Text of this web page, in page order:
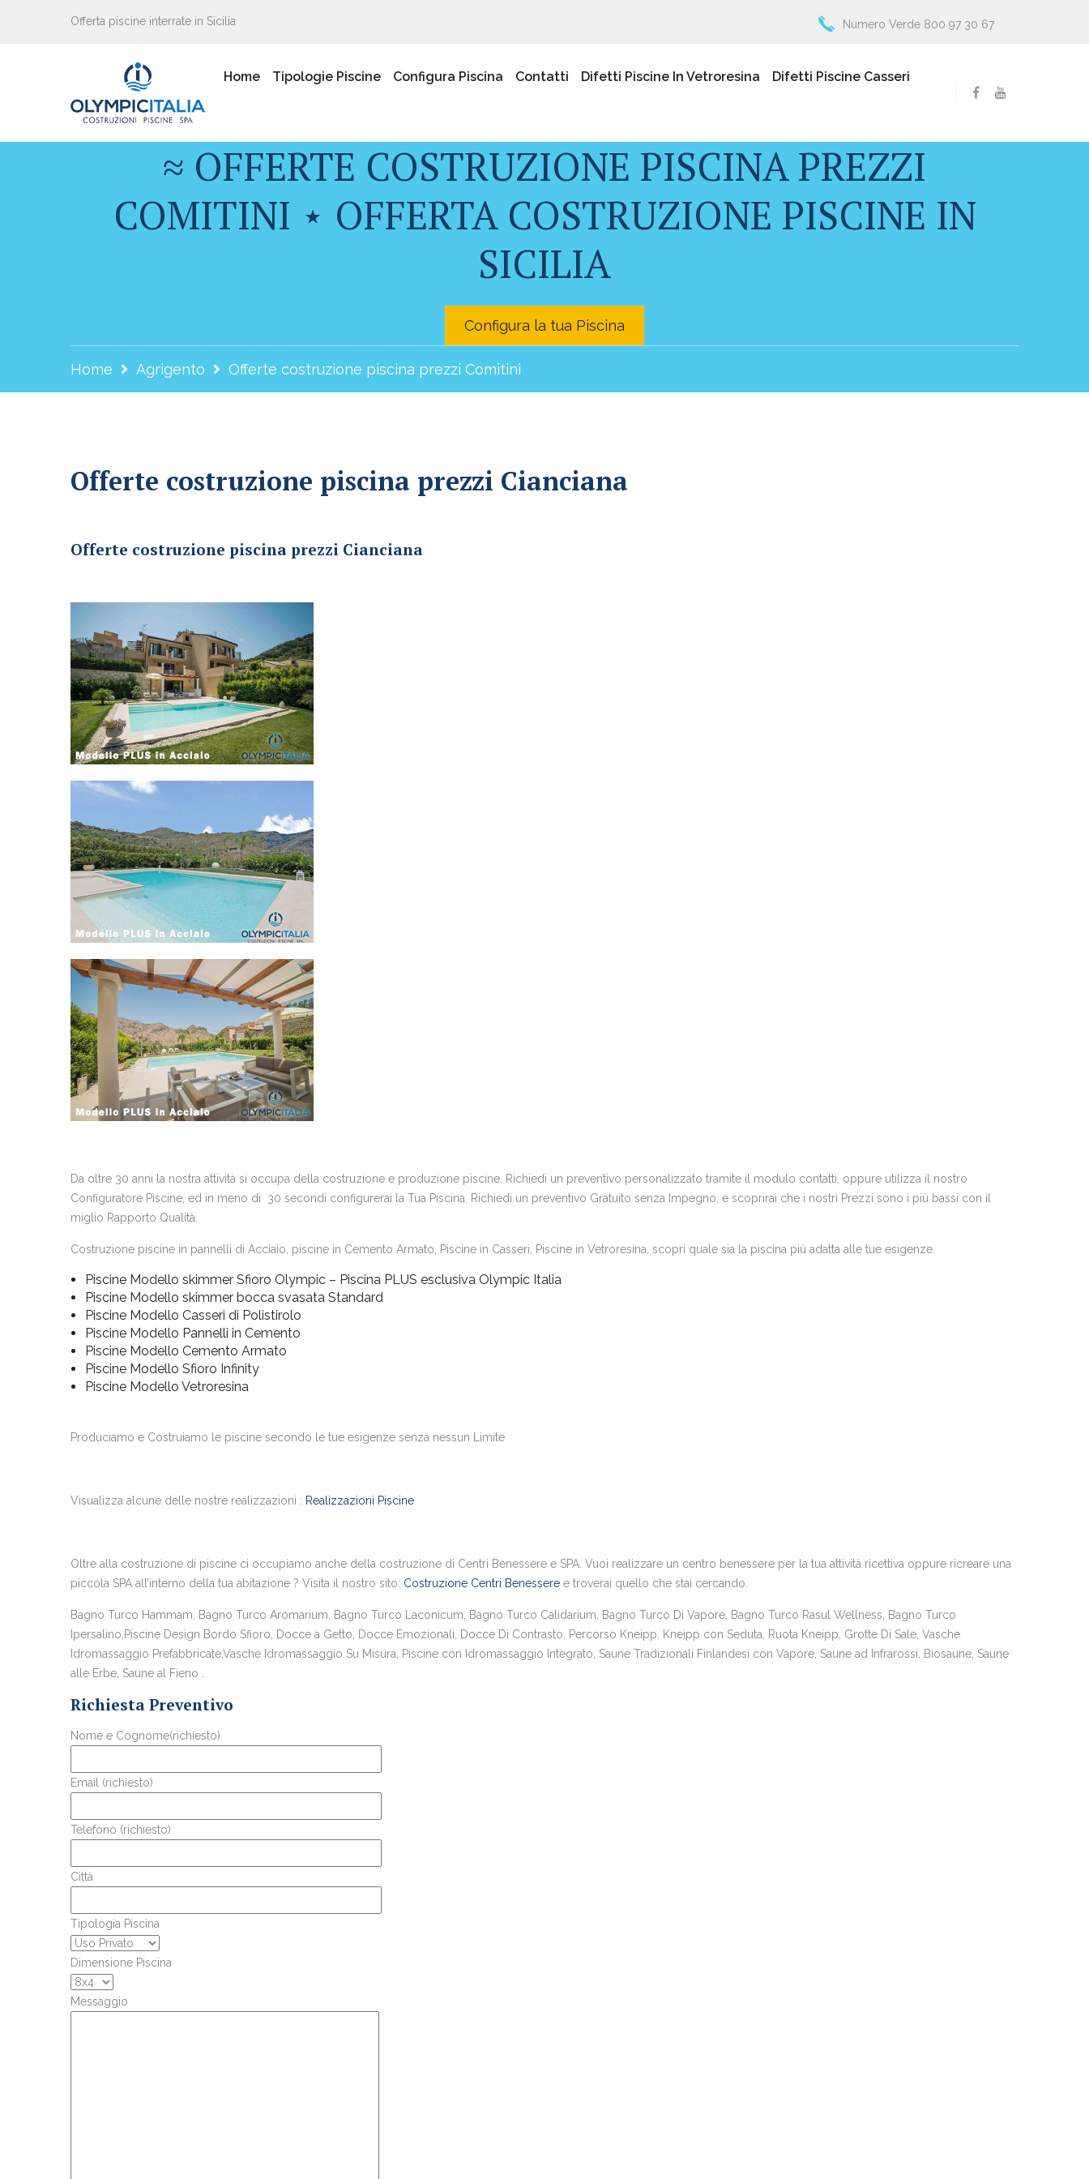
Offerta piscine interrate in Sicilia Numero Verde 800 97 30 67
Home Tipologie Piscine Configura Piscina Contatti Difetti Piscine In Vetroresina Difetti Piscine Casseri
≈ OFFERTE COSTRUZIONE PISCINA PREZZI
COMITINI ⋆ OFFERTA COSTRUZIONE PISCINE IN
SICILIA
Configura la tua Piscina
Home Agrigento Offerte costruzione piscina prezzi Comitini
Offerte costruzione piscina prezzi Cianciana
Offerte costruzione piscina prezzi Cianciana
Da oltre 30 anni la nostra attività si occupa della costruzione e produzione piscine. Richiedi un preventivo personalizzato tramite il modulo contatti, oppure utilizza il nostro
Configuratore Piscine, ed in meno di 30 secondi configurerai la Tua Piscina. Richiedi un preventivo Gratuito senza Impegno, e scoprirai che i nostri Prezzi sono i più bassi con il
miglio Rapporto Qualità.
Costruzione piscine in pannelli di Acciaio, piscine in Cemento Armato, Piscine in Casseri, Piscine in Vetroresina, scopri quale sia la piscina più adatta alle tue esigenze.
Piscine Modello skimmer Sfioro Olympic – Piscina PLUS esclusiva Olympic Italia
Piscine Modello skimmer bocca svasata Standard
Piscine Modello Casseri di Polistirolo
Piscine Modello Pannelli in Cemento
Piscine Modello Cemento Armato
Piscine Modello Sfioro Infinity
Piscine Modello Vetroresina
Produciamo e Costruiamo le piscine secondo le tue esigenze senza nessun Limite
Visualizza alcune delle nostre realizzazioni : Realizzazioni Piscine
Oltre alla costruzione di piscine ci occupiamo anche della costruzione di Centri Benessere e SPA. Vuoi realizzare un centro benessere per la tua attività ricettiva oppure ricreare una
piccola SPA all’interno della tua abitazione ? Visita il nostro sito: Costruzione Centri Benessere e troverai quello che stai cercando.
Bagno Turco Hammam, Bagno Turco Aromarium, Bagno Turco Laconicum, Bagno Turco Calidarium, Bagno Turco Di Vapore, Bagno Turco Rasul Wellness, Bagno Turco
Ipersalino,Piscine Design Bordo Sfioro, Docce a Getto, Docce Emozionali, Docce Di Contrasto, Percorso Kneipp, Kneipp con Seduta, Ruota Kneipp, Grotte Di Sale, Vasche
Idromassaggio Prefabbricate,Vasche Idromassaggio Su Misura, Piscine con Idromassaggio Integrato, Saune Tradizionali Finlandesi con Vapore, Saune ad Infrarossi, Biosaune, Saune
alle Erbe, Saune al Fieno .
Richiesta Preventivo
Nome e Cognome(richiesto)
Email (richiesto)
Telefono (richiesto)
Città
Tipologia Piscina
Dimensione Piscina
Messaggio